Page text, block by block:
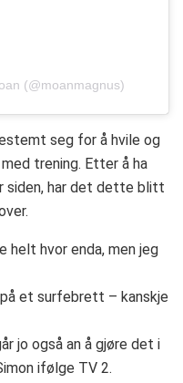
(@moanmagnus)
seg for å hvile og
trening. Etter å ha
siden, har det dette blitt
helt hvor enda, men jeg
et surfebrett – kanskje
jo også an å gjøre det i
ifølge TV 2.